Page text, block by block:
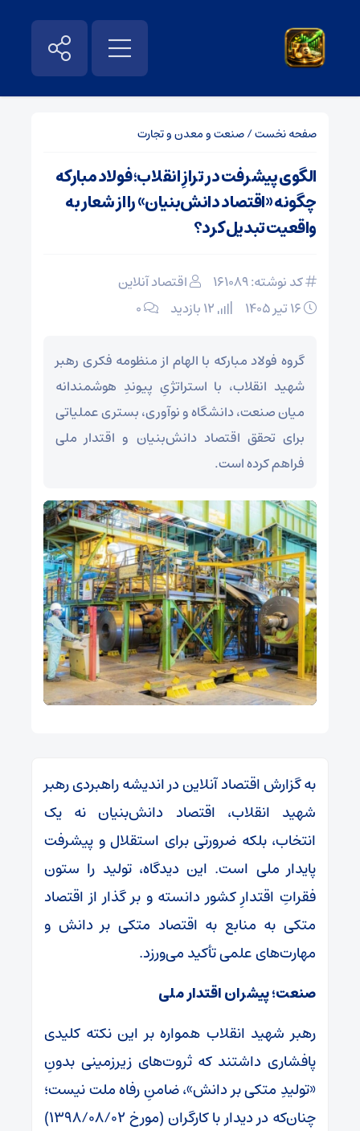
صفحه نخست/صنعت و معدن و تجارت
الگوی پیشرفت در ترازِ انقلاب؛ فولاد مبارکه
چگونه «اقتصاد دانش‌بنیان» را از شعار به
واقعیت تبدیل کرد؟
کد نوشته: 161089
اقتصاد آنلاین
۰
گروه فولاد مبارکه با الهام از منظومه فکری رهبر
شهید انقلاب، با استراتژیِ پیوندِ هوشمندانه
میان صنعت، دانشگاه و نوآوری، بستری عملیاتی
برای تحقق اقتصاد دانش‌بنیان و اقتدار ملی
فراهم کرده است.
به گزارش اقتصاد آنلاین در اندیشه راهبردی رهبر
شهید انقلاب، اقتصاد دانش‌بنیان نه یک
انتخاب، بلکه ضرورتی برای استقلال و پیشرفت
پایدار ملی است. این دیدگاه، تولید را ستون
فقراتِ اقتدارِ کشور دانسته و بر گذار از اقتصاد
متکی به منابع به اقتصاد متکی بر دانش و
مهارت‌های علمی تأکید می‌ورزد.
صنعت؛ پیشران اقتدار ملی
رهبر شهید انقلاب همواره بر این نکته کلیدی
پافشاری داشتند که ثروت‌های زیرزمینی بدونِ
«تولیدِ متکی بر دانش»، ضامنِ رفاه ملت نیست؛
چنان‌که در دیدار با کارگران (مورخ ۱۳۹۸/۰۸/۰۲)